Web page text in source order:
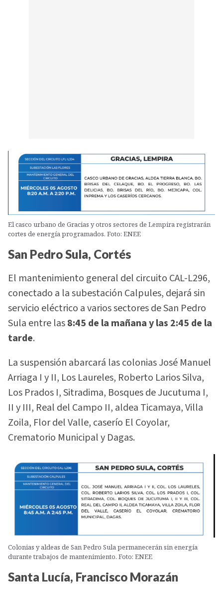
El casco urbano de Gracias y otros sectores de Lempira registrarán
cortes de energía programados. Foto: ENEE
San Pedro Sula, Cortés
El mantenimiento general del circuito CAL-L296,
conectado a la subestación Calpules, dejará sin
servicio eléctrico a varios sectores de San Pedro
Sula entre las8:45 de la mañana y las 2:45 de la
tarde.
La suspensión abarcará las colonias José Manuel
Arriaga I y II, Los Laureles, Roberto Larios Silva,
Los Prados I, Sitradima, Bosques de Jucutuma I,
II y III, Real del Campo II, aldea Ticamaya, Villa
Zoila, Flor del Valle, caserío El Coyolar,
Crematorio Municipal y Dagas.
Colonias y aldeas de San Pedro Sula permanecerán sin energía
durante trabajos de mantenimiento. Foto: ENEE
Santa Lucía, Francisco Morazán